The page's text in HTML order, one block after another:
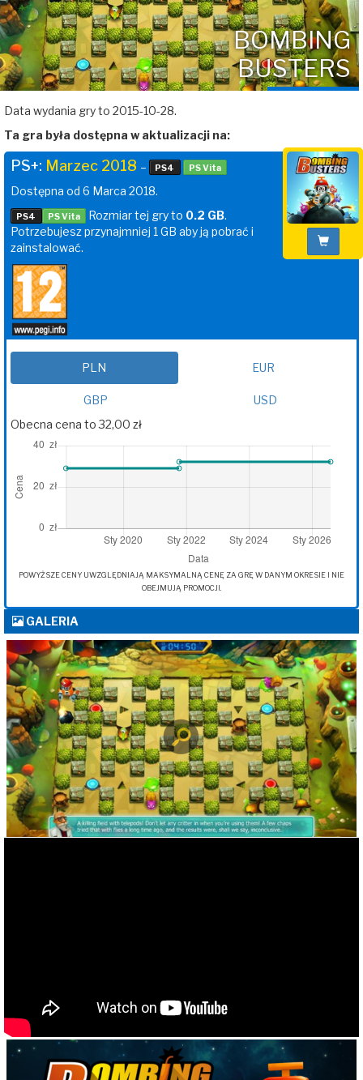
BOMBING
BUSTERS
Data wydania gry to 2015-10-28.
Ta gra była dostępna w aktualizacji na:
PS+: Marzec 2018 – PS4 PS Vita
Dostępna od 6 Marca 2018.
PS4 PS Vita Rozmiar tej gry to 0.2 GB.
Potrzebujesz przynajmniej 1 GB aby ją pobrać i
zainstalować.
PLN EUR
GBP
USD
Obecna cena to 32,00 zł
POWYŻSZE CENY UWZGLĘDNIAJĄ MAKSYMALNĄ CENĘ ZA GRĘ W DANYM OKRESIE I NIE
OBEJMUJĄ PROMOCJI.
GALERIA